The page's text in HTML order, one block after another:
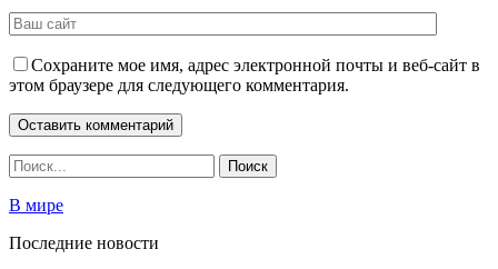
Сохраните мое имя, адрес электронной почты и веб-сайт в
этом браузере для следующего комментария.
В мире
Последние новости